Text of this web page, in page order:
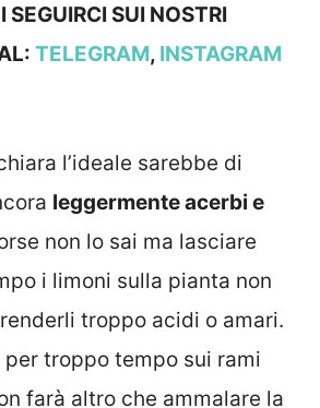
SEGUIRCI SUI NOSTRI
TELEGRAM, INSTAGRAM
l’ideale sarebbe di
leggermente acerbi e
non lo sai ma lasciare
i limoni sulla pianta non
troppo acidi o amari.
troppo tempo sui rami
farà altro che ammalare la